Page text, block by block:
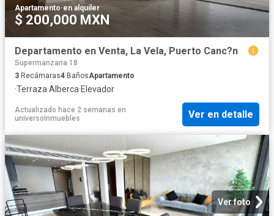
Apartamento·en alquiler
$ 200,000 MXN
Departamento en Venta, La Vela, Puerto Canc?n
Supermanzana 18
3 Recámaras4 BañosApartamento
·Terraza·Alberca·Elevador
Actualizado hace 2 semanas en
universoInmuebles
Ver en detalle
Ver foto